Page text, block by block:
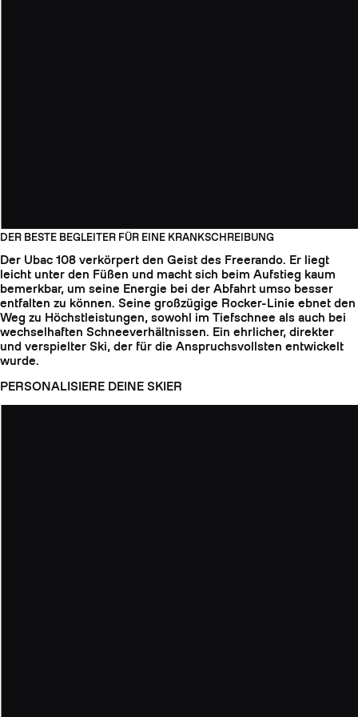
DER BESTE BEGLEITER FÜR EINE KRANKSCHREIBUNG
Der Ubac 108 verkörpert den Geist des Freerando. Er liegt
leicht unter den Füßen und macht sich beim Aufstieg kaum
bemerkbar, um seine Energie bei der Abfahrt umso besser
entfalten zu können. Seine großzügige Rocker-Linie ebnet den
Weg zu Höchstleistungen, sowohl im Tiefschnee als auch bei
wechselhaften Schneeverhältnissen. Ein ehrlicher, direkter
und verspielter Ski, der für die Anspruchsvollsten entwickelt
wurde.
PERSONALISIERE DEINE SKIER